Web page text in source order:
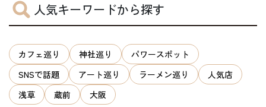
人気キーワードから探す
カフェ巡り 神社巡り
パワースポット
SNSで話題
アート巡り ラーメン巡り
人気店
浅草
蔵前 大阪